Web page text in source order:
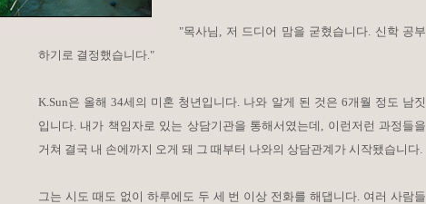
"목사님, 저 드디어 맘을 굳혔습니다. 신학 공부
하기로 결정했습니다."
K.Sun은 올해 34세의 미혼 청년입니다. 나와 알게 된 것은 6개월 정도 남짓
입니다. 내가 책임자로 있는 상담기관을 통해서였는데, 이런저런 과정들을
거쳐 결국 내 손에까지 오게 돼 그 때부터 나와의 상담관계가 시작됐습니다.
그는 시도 때도 없이 하루에도 두 세 번 이상 전화를 해댑니다. 여러 사람들